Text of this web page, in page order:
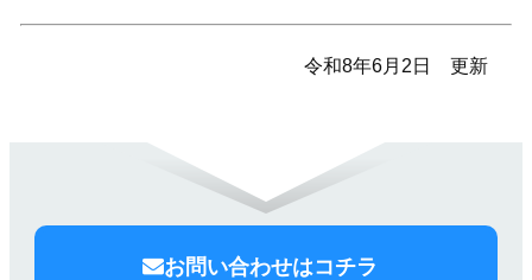
令和8年6月2日 更新
お問い合わせはコチラ